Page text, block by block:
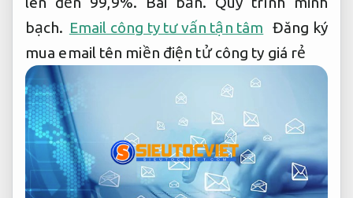
bạch. Email công ty tư vấn tận tâm Đăng ký
mua email tên miền điện tử công ty giá rẻ